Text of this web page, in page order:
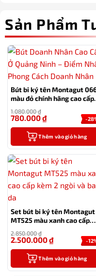
Sản Phẩm
Bút bi ký tên Montagut
màu đỏ chính hãng cao cấp
tặng kèm 2 ngòi thay thế
1.080.000₫
-
780.000₫
Thêm vào giỏ hàng
Set bút bi ký tên Montagut
MT525 màu xanh cao cấp
2.850.000₫
-
2.500.000₫
Thêm vào giỏ hàng